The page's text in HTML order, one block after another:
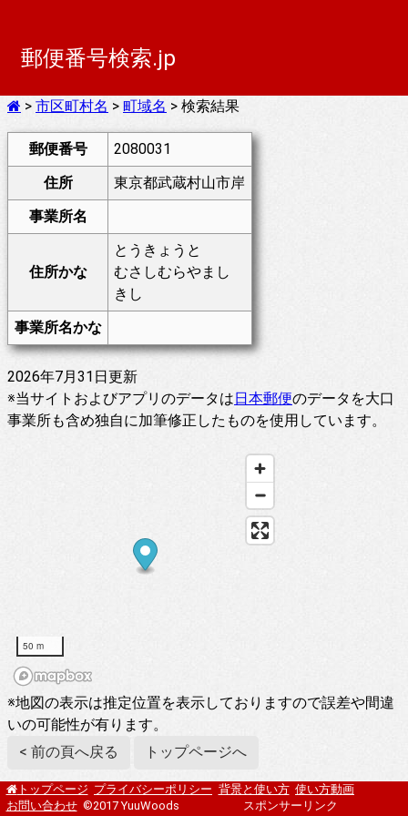
郵便番号検索.jp
> 市区町村名 > 町域名 > 検索結果
郵便番号
2080031
住所
東京都武蔵村山市岸
事業所名
住所かな
とうきょうと
むさしむらやまし
きし
事業所名かな
2026年7月31日更新
※当サイトおよびアプリのデータは日本郵便のデータを大口
事業所も含め独自に加筆修正したものを使用しています。
50 m
※地図の表示は推定位置を表示しておりますので誤差や間違
いの可能性が有ります。
< 前の頁へ戻る
トップページへ
トップページ プライバシーポリシー 背景と使い方 使い方動画
お問い合わせ ©2017 YuuWoods スポンサーリンク